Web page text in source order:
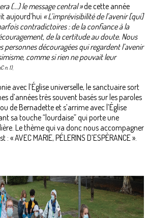
(...) le message central »de cette année
aujourd’hui « L’imprévisibilité de l’avenir [qui]
contradictoires : de la confiance à la
de la certitude au doute. Nous
découragées qui regardent l’avenir
comme si rien ne pouvait leur
n. 1).
avec l’Église universelle, le sanctuaire sort
d’années très souvent basés sur les paroles
de Bernadette et s’arrime avec l’Église
sa touche “lourdaise” qui porte une
Le thème qui va donc nous accompagner
« AVEC MARIE, PÉLERINS D’ESPÈRANCE ».